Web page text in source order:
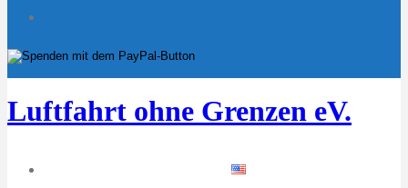
Luftfahrt ohne Grenzen eV.